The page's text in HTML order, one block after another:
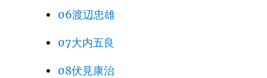
06渡辺忠雄
07大内五良
08伏見康治